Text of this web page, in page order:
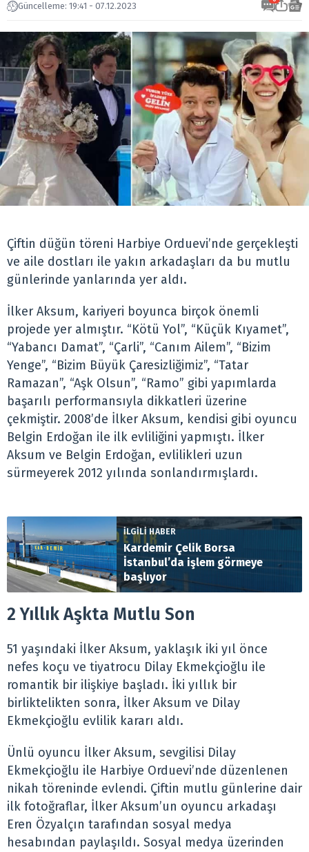
Güncelleme: 19:41 - 07.12.2023
Çiftin düğün töreni Harbiye Orduevi’nde gerçekleşti
ve aile dostları ile yakın arkadaşları da bu mutlu
günlerinde yanlarında yer aldı.
İlker Aksum, kariyeri boyunca birçok önemli
projede yer almıştır. “Kötü Yol”, “Küçük Kıyamet”,
“Yabancı Damat”, “Çarli”, “Canım Ailem”, “Bizim
Yenge”, “Bizim Büyük Çaresizliğimiz”, “Tatar
Ramazan”, “Aşk Olsun”, “Ramo” gibi yapımlarda
başarılı performansıyla dikkatleri üzerine
çekmiştir. 2008’de İlker Aksum, kendisi gibi oyuncu
Belgin Erdoğan ile ilk evliliğini yapmıştı. İlker
Aksum ve Belgin Erdoğan, evlilikleri uzun
sürmeyerek 2012 yılında sonlandırmışlardı.
İLGİLİ HABER
Kardemir Çelik Borsa
İstanbul’da işlem görmeye
başlıyor
2 Yıllık Aşkta Mutlu Son
51 yaşındaki İlker Aksum, yaklaşık iki yıl önce
nefes koçu ve tiyatrocu Dilay Ekmekçioğlu ile
romantik bir ilişkiye başladı. İki yıllık bir
birliktelikten sonra, İlker Aksum ve Dilay
Ekmekçioğlu evlilik kararı aldı.
Ünlü oyuncu İlker Aksum, sevgilisi Dilay
Ekmekçioğlu ile Harbiye Orduevi’nde düzenlenen
nikah töreninde evlendi. Çiftin mutlu günlerine dair
ilk fotoğraflar, İlker Aksum’un oyuncu arkadaşı
Eren Özyalçın tarafından sosyal medya
hesabından paylaşıldı. Sosyal medya üzerinden